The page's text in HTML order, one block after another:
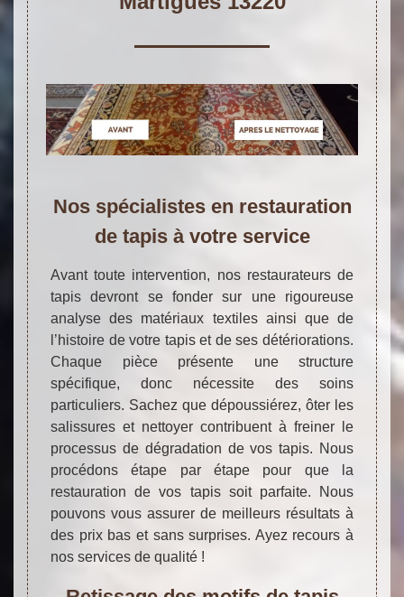
Nos spécialistes en restauration
de tapis à votre service
Avant toute intervention, nos restaurateurs de
tapis devront se fonder sur une rigoureuse
analyse des matériaux textiles ainsi que de
l’histoire de votre tapis et de ses détériorations.
Chaque pièce présente une structure
spécifique, donc nécessite des soins
particuliers. Sachez que dépoussiérez, ôter les
salissures et nettoyer contribuent à freiner le
processus de dégradation de vos tapis. Nous
procédons étape par étape pour que la
restauration de vos tapis soit parfaite. Nous
pouvons vous assurer de meilleurs résultats à
des prix bas et sans surprises. Ayez recours à
nos services de qualité !